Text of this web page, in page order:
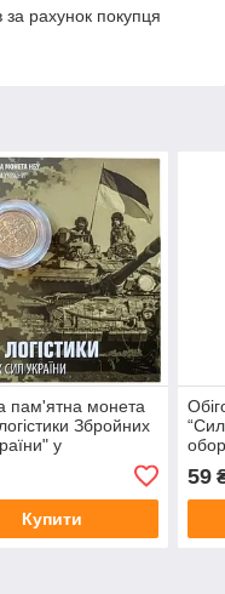
рахунок покупця
пам'ятна монета
Збройних
у
Купити
59